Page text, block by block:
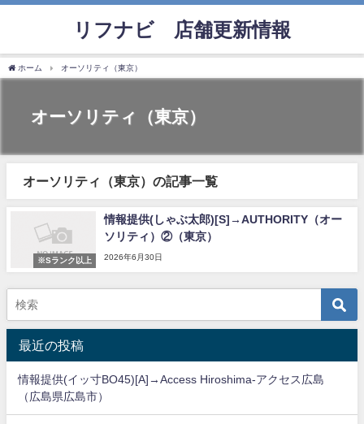
リフナビ®店舗更新情報
ホーム オーソリティ（東京）
オーソリティ（東京）
オーソリティ（東京）の記事一覧
※Sランク以上
情報提供(しゃぶ太郎)[S]→AUTHORITY（オー
ソリティ）②（東京）
2026年6月30日
最近の投稿
情報提供(イッ寸BO45)[A]→Access Hiroshima-アクセス広島
（広島県広島市）